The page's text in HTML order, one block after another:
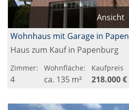
Ansicht
Wohnhaus mit Garage in
Haus zum Kauf in Papenburg
Zimmer:
4
Wohnfläche:
ca. 135 m²
Kaufpreis
218.000 €